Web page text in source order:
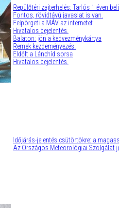
Repülőtéri zajterhelés: Tarlós 1 éven
Fontos, rövidtávú javaslat is van.
Felpörgeti a MÁV az internetet
Hivatalos bejelentés.
Balaton: jön a kedvezménykártya
Remek kezdeményezés.
Eldőlt a Lánchíd sorsa
Hivatalos bejelentés.
Időjárás-jelentés csütörtökre: a
Az Országos Meteorológiai Szolgálat